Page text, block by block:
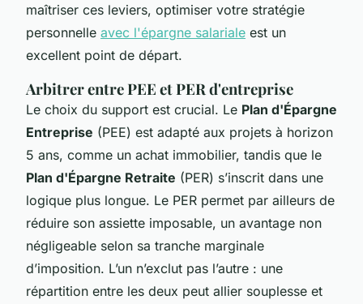
maîtriser ces leviers, optimiser votre stratégie
personnelle avec l'épargne salariale est un
excellent point de départ.
Arbitrer entre PEE et PER d'entreprise
Le choix du support est crucial. Le Plan d'Épargne
Entreprise (PEE) est adapté aux projets à horizon
5 ans, comme un achat immobilier, tandis que le
Plan d'Épargne Retraite (PER) s’inscrit dans une
logique plus longue. Le PER permet par ailleurs de
réduire son assiette imposable, un avantage non
négligeable selon sa tranche marginale
d’imposition. L’un n’exclut pas l’autre : une
répartition entre les deux peut allier souplesse et